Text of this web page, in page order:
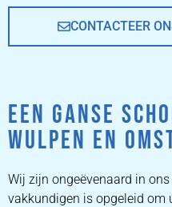
CONTACTEER
EEN GANSE
WULPEN EN
Wij zijn ongeëvenaard in
vakkundigen is opgeleid om